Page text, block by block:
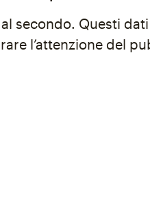
secondo. Questi
l’attenzione del